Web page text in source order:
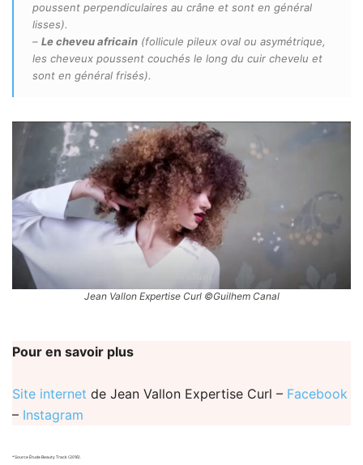
poussent perpendiculaires au crâne et sont en général
lisses).
– Le cheveu africain (follicule pileux oval ou asymétrique,
les cheveux poussent couchés le long du cuir chevelu et
sont en général frisés).
Jean Vallon Expertise Curl ©Guilhem Canal
Pour en savoir plus
Site internet de Jean Vallon Expertise Curl – Facebook
– Instagram
*Source Étude Beauty Track (2016).